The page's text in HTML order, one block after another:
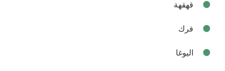
قهقهة
فرك
اليوغا